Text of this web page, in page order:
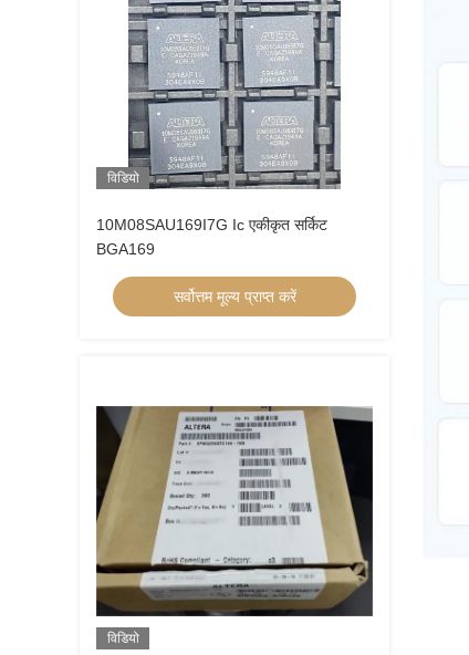
विडियो
10M08SAU169I7G Ic एकीकृत सर्किट
BGA169
सर्वोत्तम मूल्य प्राप्त करें
विडियो